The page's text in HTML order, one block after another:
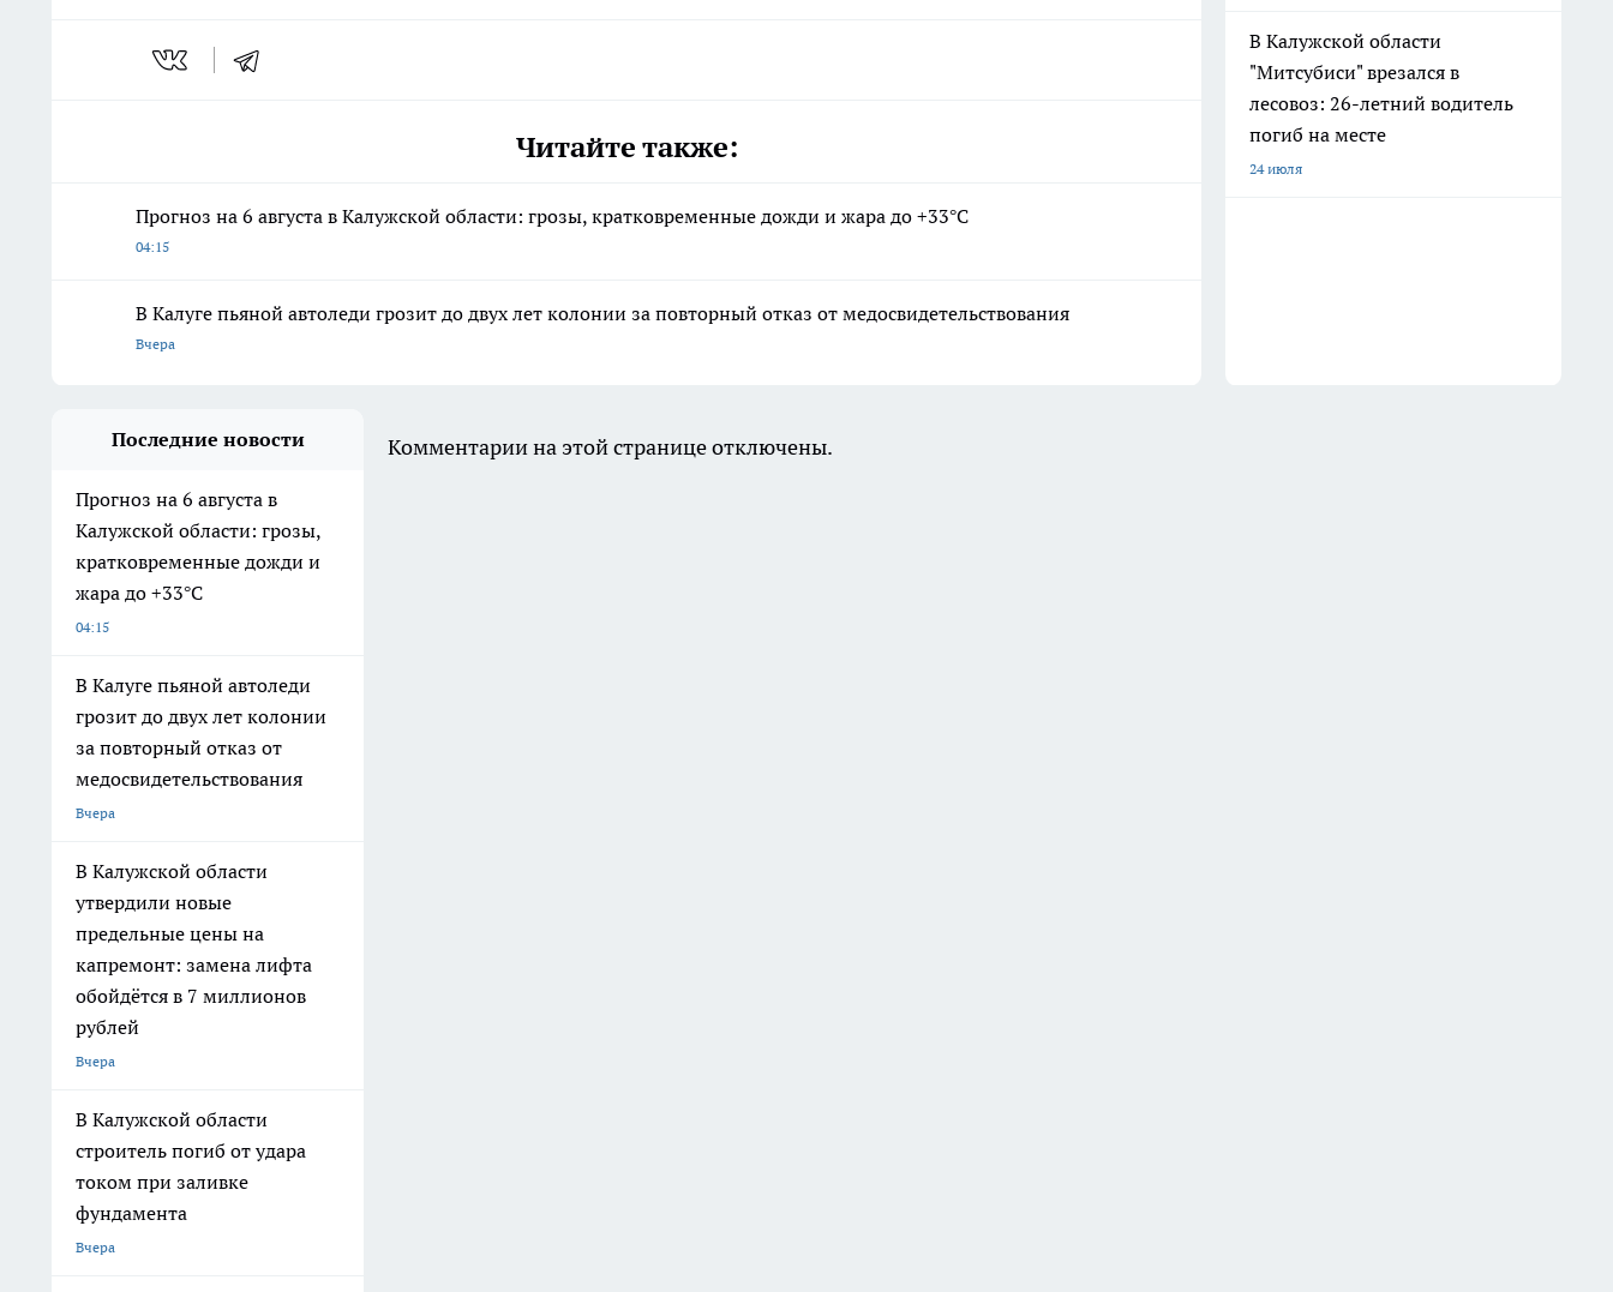
Читайте также:
Прогноз на 6 августа в Калужской области: грозы, кратковременные дожди и жара до +33°С
04:15
В Калуге пьяной автоледи грозит до двух лет колонии за повторный отказ от медосвидетельствования
Вчера
В Калужской области
"Митсубиси" врезался в
лесовоз: 26-летний водитель
погиб на месте
24 июля
Последние новости
Прогноз на 6 августа в
Калужской области: грозы,
кратковременные дожди и
жара до +33°С
04:15
В Калуге пьяной автоледи
грозит до двух лет колонии
за повторный отказ от
медосвидетельствования
Вчера
В Калужской области
утвердили новые
предельные цены на
капремонт: замена лифта
обойдётся в 7 миллионов
рублей
Вчера
В Калужской области
строитель погиб от удара
током при заливке
фундамента
Вчера
Комментарии на этой странице отключены.